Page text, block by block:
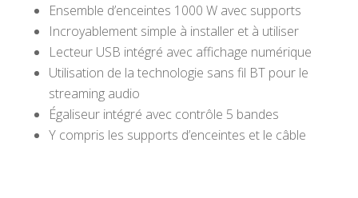
Ensemble d’enceintes 1000 W avec supports
Incroyablement simple à installer et à utiliser
Lecteur USB intégré avec affichage numérique
Utilisation de la technologie sans fil BT pour le
streaming audio
Égaliseur intégré avec contrôle 5 bandes
Y compris les supports d’enceintes et le câble